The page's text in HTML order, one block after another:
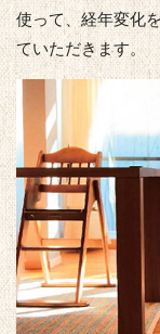
使って、経年変化
ていただきます。